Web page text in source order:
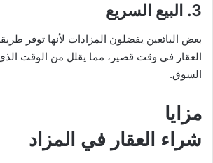
3. البيع السريع
بعض البائعين يفضلون المزادات لأنها توفر
العقار في وقت قصير، مما يقلل من الوقت
السوق.
مزايا
شراء العقار في المزاد